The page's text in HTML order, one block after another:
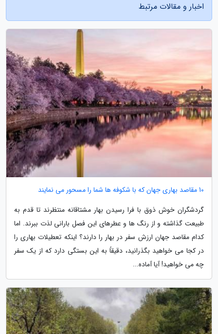
اخبار و مقالات مرتبط
10 مقاصد بهاری جهان که با شکوفه ها شما را مسحور می نمایند
گردشگران خوش ذوق با فرا رسیدن بهار مشتاقانه منتظرند تا قدم به
طبیعت گذاشته و از رنگ ها و عطرهای این فصل بارانی لذت ببرند. اما
کدام مقاصد جهان ارزش سفر در بهار را دارند؟ اینکه تعطیلات بهاری را
در کجا می خواهید بگذرانید، دقیقاً به این بستگی دارد که از یک سفر
چه می خواهید! آیا آماده...